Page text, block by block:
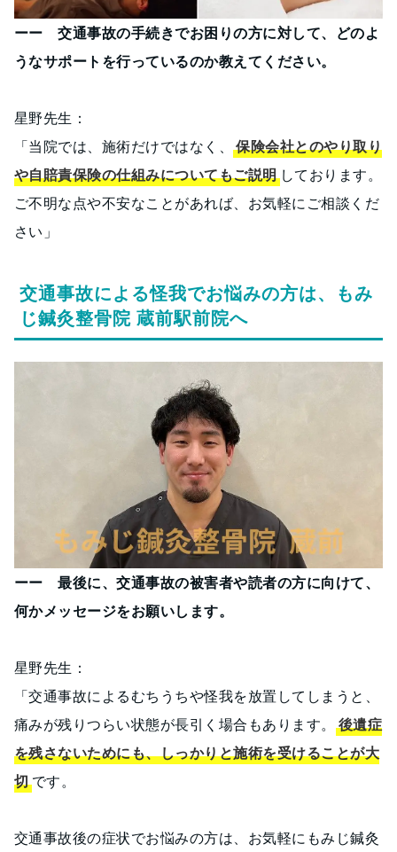
ーー 交通事故の手続きでお困りの方に対して、どのよ
うなサポートを行っているのか教えてください。
星野先生：
「当院では、施術だけではなく、保険会社とのやり取り
や自賠責保険の仕組みについてもご説明しております。
ご不明な点や不安なことがあれば、お気軽にご相談くだ
さい」
交通事故による怪我でお悩みの方は、もみ
じ鍼灸整骨院 蔵前駅前院へ
ーー 最後に、交通事故の被害者や読者の方に向けて、
何かメッセージをお願いします。
星野先生：
「交通事故によるむちうちや怪我を放置してしまうと、
痛みが残りつらい状態が長引く場合もあります。
後遺症
を残さないためにも、しっかりと施術を受けることが大
切です。
交通事故後の症状でお悩みの方は、お気軽にもみじ鍼灸